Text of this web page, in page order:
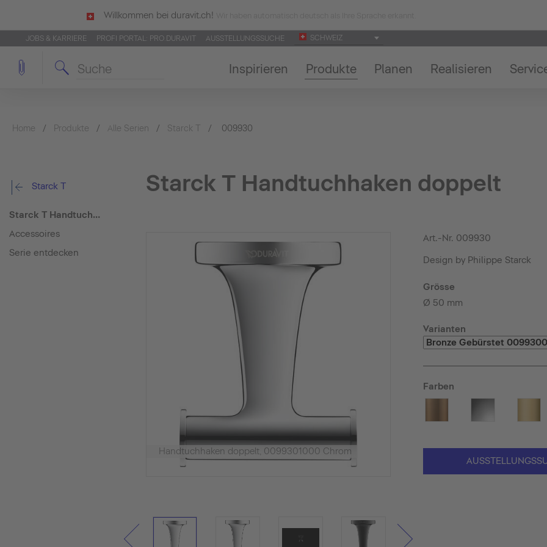
Willkommen bei duravit.ch!
JOBS & KARRIERE PROFI PORTAL: PRO.DURAVIT AUSSTELLUNGSSUCHE SCHWEIZ
Inspirieren Produkte Planen Realisieren
Home Produkte Alle Serien Starck T 009930
Starck T
Starck T Handtuchhaken doppelt
Accessoires
Serie entdecken
Starck T Handtuchhaken doppelt
Handtuchhaken doppelt, 0099301000 Chrom
Art.-Nr. 009930
Design by Philippe Starck
Grösse
Ø 50 mm
Varianten
Farben